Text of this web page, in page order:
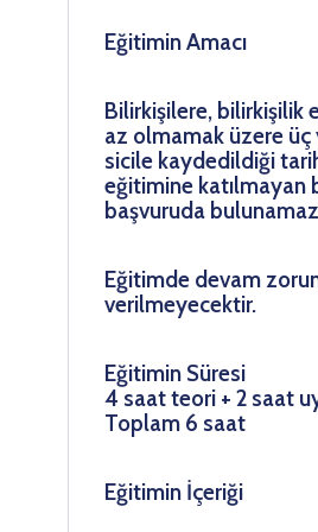
Eğitimin Amacı
Bilirkişilere, bilirkişilik
az olmamak üzere
sicile kaydedildiği
eğitimine katılmayan
başvuruda
Eğitimde devam
verilmeyecektir.
Eğitimin Süresi
4 saat teori + 2 saat
Toplam 6 saat
Eğitimin İçeriği